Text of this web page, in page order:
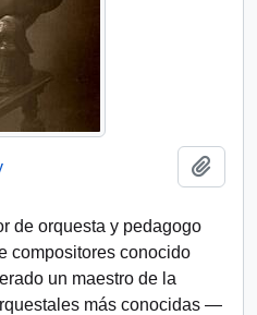
de orquesta y pedagogo
compositores conocido
un maestro de la
más conocidas —